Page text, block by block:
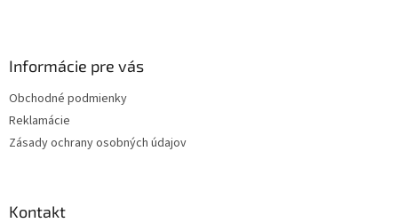
Informácie pre vás
Obchodné podmienky
Reklamácie
Zásady ochrany osobných údajov
Kontakt